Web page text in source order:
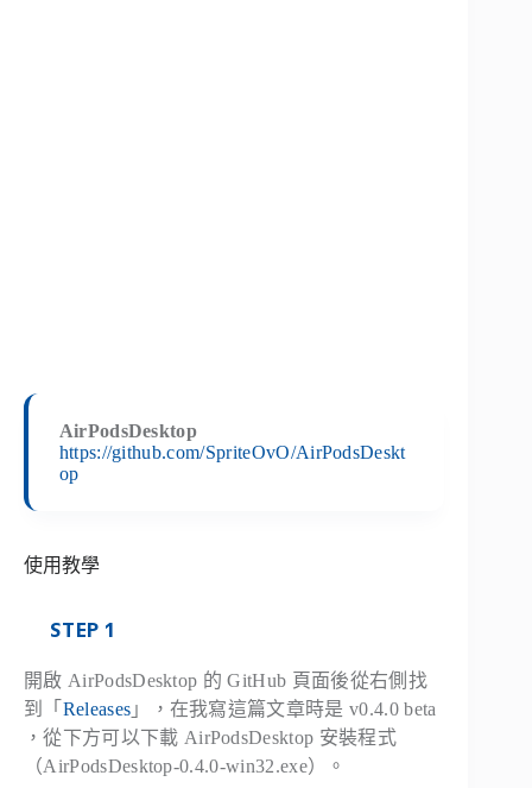
AirPodsDesktop
https://github.com/SpriteOvO/AirPodsDeskt
op
使用教學
STEP 1
開啟 AirPodsDesktop 的 GitHub 頁面後從右側找
到「 Releases 」，在我寫這篇文章時是 v0.4.0 beta
，從下方可以下載 AirPodsDesktop 安裝程式
（AirPodsDesktop-0.4.0-win32.exe）。